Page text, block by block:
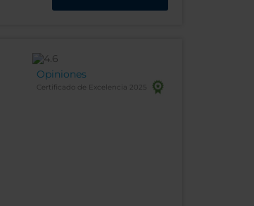
Opiniones
Certificado de Excelencia 2025